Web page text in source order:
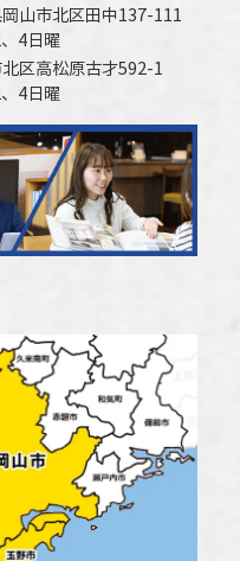
山市北区田中137-111
4日曜
区高松原古才592-1
4日曜